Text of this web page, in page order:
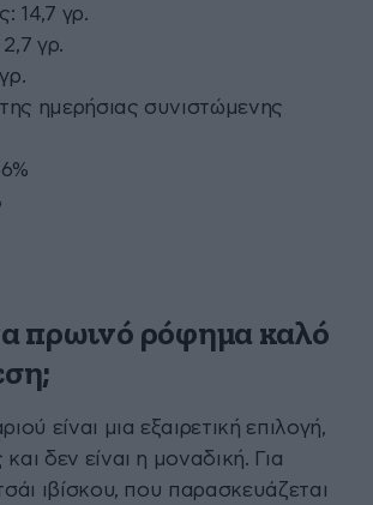
14,7 γρ.
γρ.
ημερήσιας συνιστώμενης
πρωινό ρόφημα καλό
είναι μια εξαιρετική επιλογή,
δεν είναι η μοναδική. Για
ιβίσκου, που παρασκευάζεται